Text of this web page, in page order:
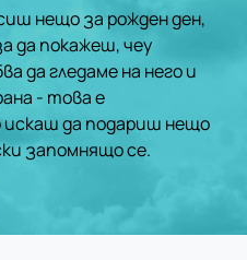
нещо за рожден ден,
да покажеш, чеу
да гледаме на него и
- това е
да подариш нещо
запомнящо се.